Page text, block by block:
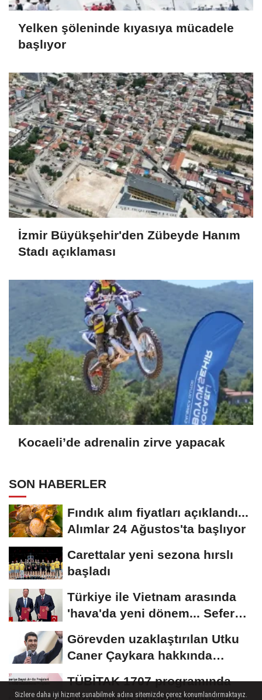
Yelken şöleninde kıyasıya mücadele
başlıyor
İzmir Büyükşehir'den Zübeyde Hanım
Stadı açıklaması
Kocaeli’de adrenalin zirve yapacak
SON HABERLER
Fındık alım fiyatları açıklandı...
Alımlar 24 Ağustos'ta başlıyor
Carettalar yeni sezona hırslı
başladı
Türkiye ile Vietnam arasında
'hava'da yeni dönem... Sefer
Görevden uzaklaştırılan Utku
Caner Çaykara hakkında
tahliye kararı
TÜBİTAK 1707 programında
2026 yılı ilk dönem sonuçları
Sizlere daha iyi hizmet sunabilmek adına sitemizde çerez konumlandırmaktayız.